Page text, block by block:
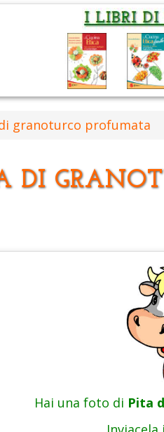
granoturco profumata
DI
Hai una foto di Pita